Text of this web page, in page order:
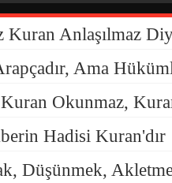
Kuran Anlaşılmaz
Ama
Okunmaz,
Hadisi Kuran'dır
Düşünmek,